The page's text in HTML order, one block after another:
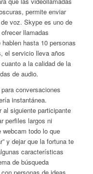
permite enviar
voz. Skype es uno de
llamadas
hasta 10 personas
el servicio lleva años
a la calidad de la
de audio.
conversaciones
instantánea.
al siguiente participante
perfiles largos ni
todo lo que
y dejar que la fortuna te
características
de búsqueda